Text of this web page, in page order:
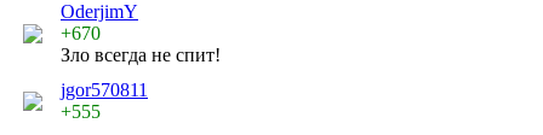
OderjimY
+670
Зло всегда не спит!
jgor570811
+555